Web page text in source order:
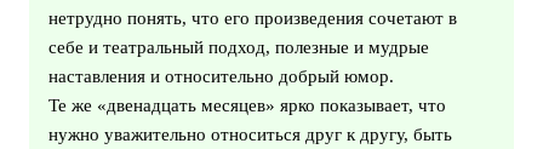
нетрудно понять, что его произведения сочетают в
себе и театральный подход, полезные и мудрые
наставления и относительно добрый юмор.
Те же «двенадцать месяцев» ярко показывает, что
нужно уважительно относиться друг к другу, быть